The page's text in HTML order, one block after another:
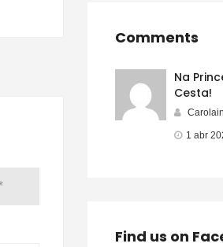
Comments
Na
Cesta!
1 abr
Find us on